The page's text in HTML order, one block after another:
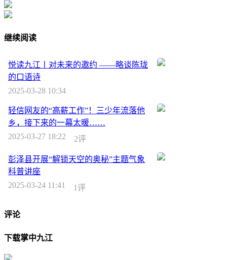
继续阅读
悦读九江丨对未来的邀约 ——略谈陈珑
的口语诗
2025-03-28 10:34
轻信网友的“高薪工作”！三少年流落他
乡，接下来的一幕太暖……
2025-03-27 18:22
2评
彭泽县开展“解锁天空的奥秘”主题气象
科普讲座
2025-03-24 11:41
1评
评论
下载掌中九江